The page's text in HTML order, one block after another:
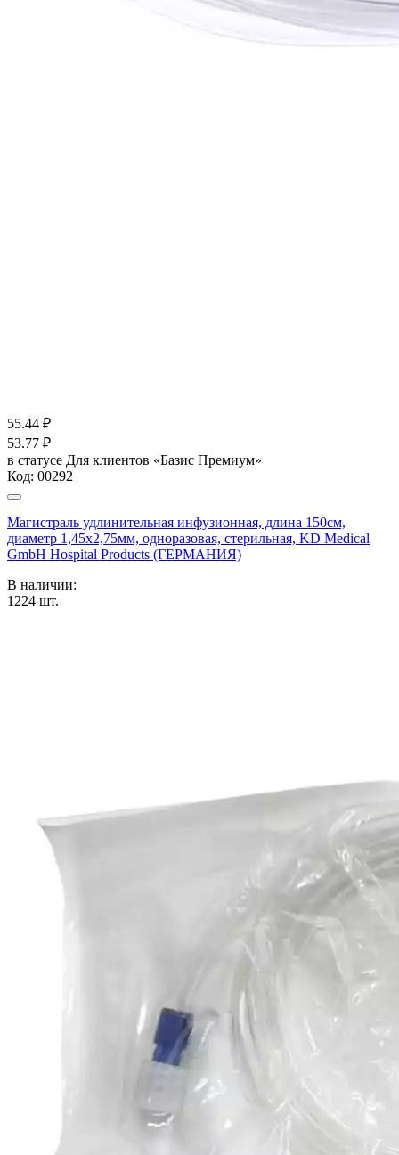
55.44 ₽
53.77 ₽
в статусе Для клиентов «Базис Премиум»
Код: 00292
Магистраль удлинительная инфузионная, длина 150см,
диаметр 1,45х2,75мм, одноразовая, стерильная, KD Medical
GmbH Hospital Products (ГЕРМАНИЯ)
В наличии:
1224 шт.